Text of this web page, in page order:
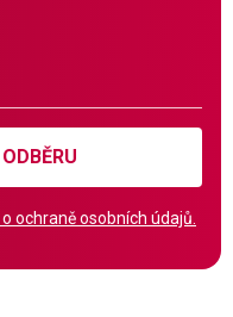
ochraně osobních údajů.